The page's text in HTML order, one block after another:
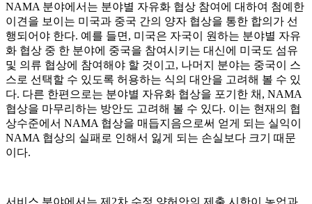
NAMA 분야에서는 분야별 자유화 협상 참여에 대하여 첨예한
이견을 보이는 미국과 중국 간의 양자 협상을 통한 합의가 선
행되어야 한다. 예를 들면, 미국은 자국이 원하는 분야별 자유
화 협상 중 한 분야에 중국을 참여시키는 대신에 미국도 섬유
및 의류 협상에 참여해야 할 것이고, 나머지 분야는 중국이 스
스로 선택할 수 있도록 허용하는 식의 대안을 고려해 볼 수 있
다. 다른 한편으로는 분야별 자유화 협상을 포기한 채, NAMA
협상을 마무리하는 방안도 고려해 볼 수 있다. 이는 현재의 협
상수준에서 NAMA 협상을 매듭지음으로써 얻게 되는 실익이
NAMA 협상의 실패로 인해서 잃게 되는 손실보다 크기 때문
이다.